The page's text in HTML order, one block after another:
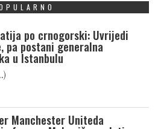
po crnogorski: Uvrijedi
pa postani generalna
u Istanbulu
Manchester Uniteda